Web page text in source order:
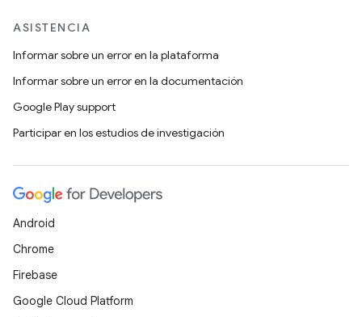
ASISTENCIA
Informar sobre un error en la plataforma
Informar sobre un error en la documentación
Google Play support
Participar en los estudios de investigación
Android
Chrome
Firebase
Google Cloud Platform